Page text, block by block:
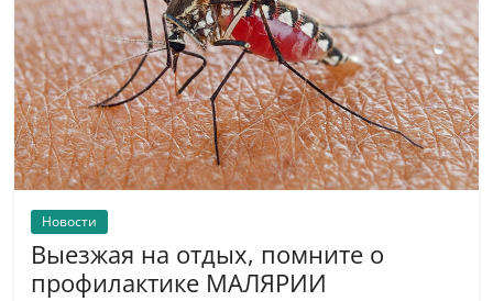
Новости
Выезжая на отдых, помните о
профилактике МАЛЯРИИ